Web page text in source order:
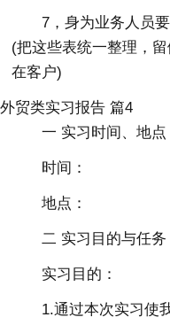
7，身为业务人员
(把这些表统一整理，
在客户)
外贸类实习报告 篇4
一 实习时间、地点
时间：
地点：
二 实习目的与任务
实习目的：
1.通过本次实习使